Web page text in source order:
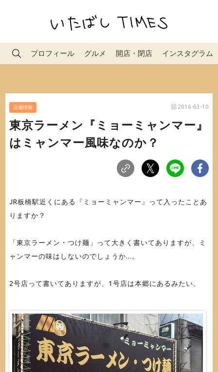
プロフィール グルメ 開店・閉店 インスタグラム
店舗情報 2016-03-10
東京ラーメン『ミョーミャンマー』
はミャンマー風味なのか？
JR板橋駅近くにある『ミョーミャンマー』って入ったことあ
りますか？
「東京ラーメン・つけ麺」って大きく書いてありますが、ミ
ャンマーの味はしないのでしょうか...。
2号店って書いてありますが、1号店は本郷にあるみたい。